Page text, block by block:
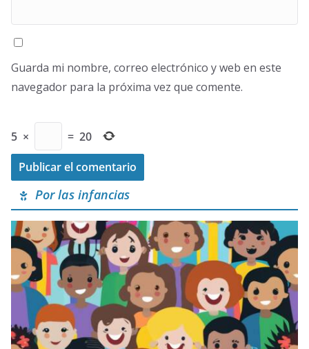
Guarda mi nombre, correo electrónico y web en este
navegador para la próxima vez que comente.
5 × = 20
Por las infancias